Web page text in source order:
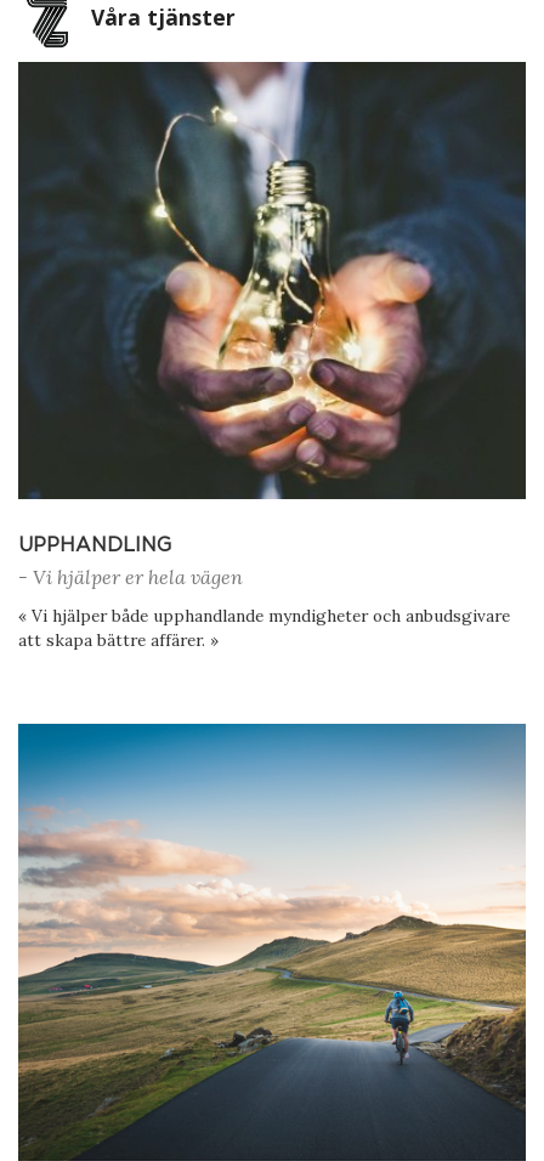
Våra tjänster
UPPHANDLING
- Vi hjälper er hela vägen
« Vi hjälper både upphandlande myndigheter och anbudsgivare
att skapa bättre affärer. »